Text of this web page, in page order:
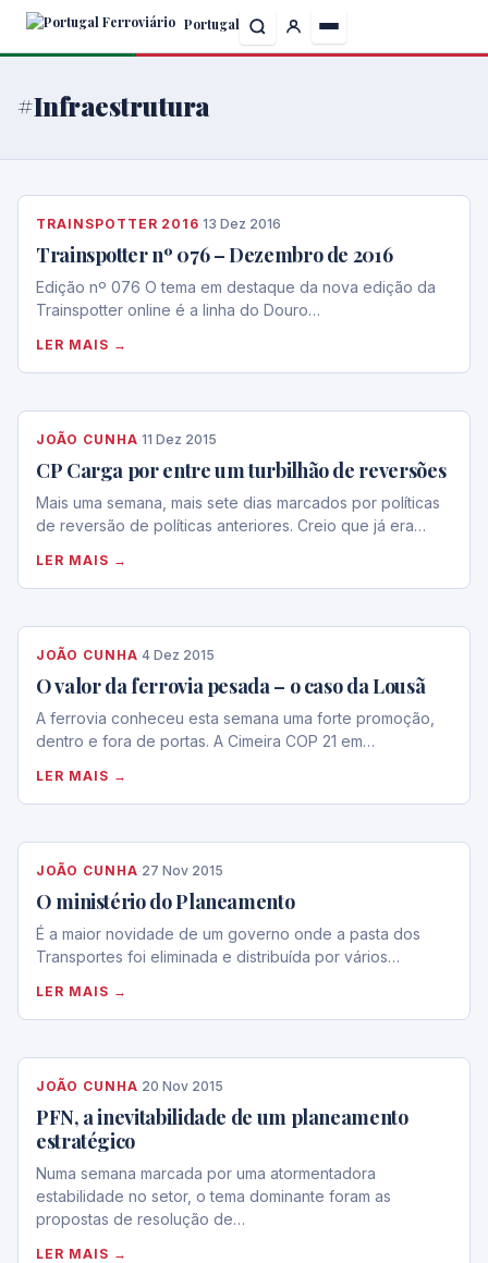
Skip
content
Portugal
#Infraestrutura
TRAINSPOTTER 2016·13 Dez 2016
Trainspotter nº 076 – Dezembro de 2016
Edição nº 076 O tema em destaque da nova edição da
Trainspotter online é a linha do Douro…
LER MAIS →
JOÃO CUNHA·11 Dez 2015
CP Carga por entre um turbilhão de reversões
Mais uma semana, mais sete dias marcados por políticas
de reversão de políticas anteriores. Creio que já era…
LER MAIS →
JOÃO CUNHA·4 Dez 2015
O valor da ferrovia pesada – o caso da Lousã
A ferrovia conheceu esta semana uma forte promoção,
dentro e fora de portas. A Cimeira COP 21 em…
LER MAIS →
JOÃO CUNHA·27 Nov 2015
O ministério do Planeamento
É a maior novidade de um governo onde a pasta dos
Transportes foi eliminada e distribuída por vários…
LER MAIS →
JOÃO CUNHA·20 Nov 2015
PFN, a inevitabilidade de um planeamento
estratégico
Numa semana marcada por uma atormentadora
estabilidade no setor, o tema dominante foram as
propostas de resolução de…
LER MAIS →